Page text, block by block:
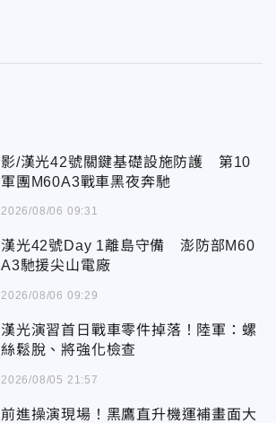
影/漢光42號關鍵基礎設施防護 第10
軍團M60A3戰車黑夜奔馳
2026/08/06 09:31
漢光42號Day 1離島守備 澎防部M60
A3馳援尖山電廠
2026/08/06 09:29
漢光演習首日戰車零件掉落！陸軍：螺
絲鬆脫、將強化檢查
2026/08/05 21:57
前進操演現場！黑鷹直升機運補畫面大